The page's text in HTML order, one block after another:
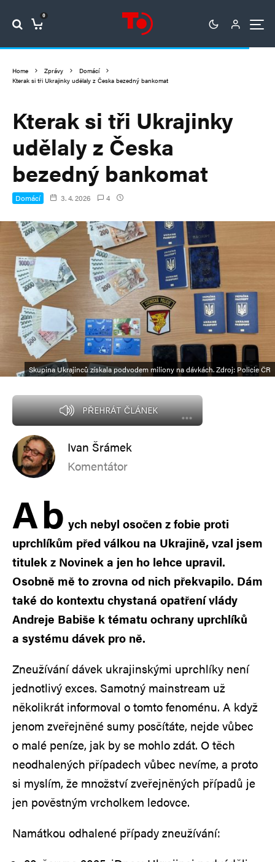
0
Home Zprávy
Domácí
Kterak si tři Ukrajinky udělaly z Česka bezedný bankomat
Kterak si tři Ukrajinky
udělaly z Česka
bezedný bankomat
Domácí 3. 4. 2026 4
Skupina Ukrajinců získala podvodem miliony na dávkách. Zdroj: Policie ČR
PŘEHRÁT ČLÁNEK
Ivan Šrámek
Komentátor
Ab ych nebyl osočen z fobie proti
uprchlíkům před válkou na Ukrajině, vzal jsem
titulek z Novinek a jen ho lehce upravil.
Osobně mě to zrovna od nich překvapilo. Dám
také do kontextu chystaná opatření vlády
Andreje Babiše k tématu ochrany uprchlíků
a systému dávek pro ně.
Zneužívání dávek ukrajinskými uprchlíky není
jednotlivý exces. Samotný mainstream už
několikrát informoval o tomto fenoménu. A když
jenom zveřejněné sumy posčítáte, nejde vůbec
o malé peníze, jak by se mohlo zdát. O těch
neodhalených případech vůbec nevíme, a proto
si myslím, že množství zveřejněných případů je
jen pověstným vrcholkem ledovce.
Namátkou odhalené případy zneužívání: